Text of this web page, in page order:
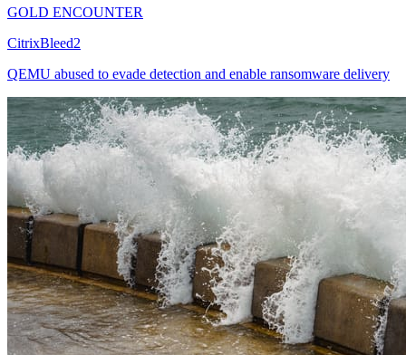
GOLD ENCOUNTER
CitrixBleed2
QEMU abused to evade detection and enable ransomware delivery